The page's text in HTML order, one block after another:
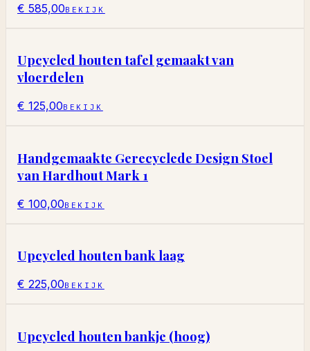
€ 585,00BEKIJK
Upcycled houten tafel gemaakt van
vloerdelen
€ 125,00BEKIJK
Handgemaakte Gerecyclede Design Stoel
van Hardhout Mark 1
€ 100,00BEKIJK
Upcycled houten bank laag
€ 225,00BEKIJK
Upcycled houten bankje (hoog)